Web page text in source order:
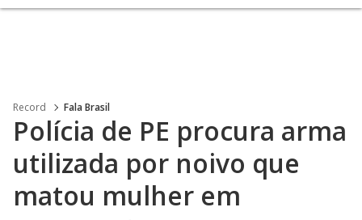
Record Fala Brasil
Polícia de PE procura arma
utilizada por noivo que
matou mulher em